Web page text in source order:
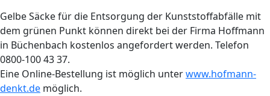
Gelbe Säcke für die Entsorgung der Kunststoffabfälle mit
dem grünen Punkt können direkt bei der Firma Hoffmann
in Büchenbach kostenlos angefordert werden. Telefon
0800-100 43 37.
Eine Online-Bestellung ist möglich unterwww.hofmann-
denkt.de möglich.